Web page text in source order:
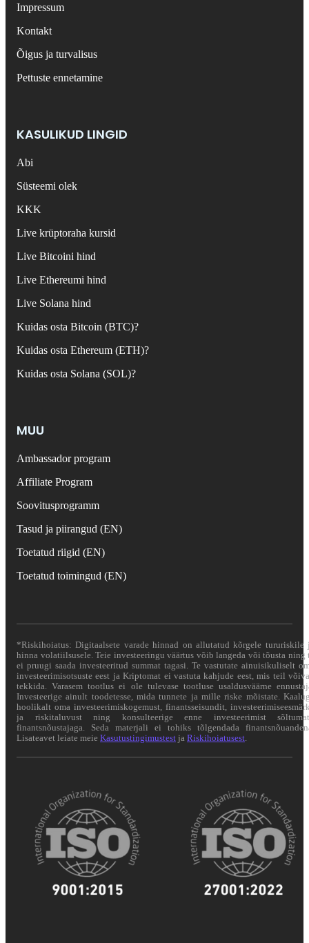
Impressum
Kontakt
Õigus ja turvalisus
Pettuste ennetamine
KASULIKUD LINGID
Abi
Süsteemi olek
KKK
Live krüptoraha kursid
Live Bitcoini hind
Live Ethereumi hind
Live Solana hind
Kuidas osta Bitcoin (BTC)?
Kuidas osta Ethereum (ETH)?
Kuidas osta Solana (SOL)?
MUU
Ambassador program
Affiliate Program
Soovitusprogramm
Tasud ja piirangud (EN)
Toetatud riigid (EN)
Toetatud toimingud (EN)
*Riskihoiatus: Digitaalsete varade hinnad on allutatud kõrgele tururiskile
hinna volatiilsusele. Teie investeeringu väärtus võib langeda või tõusta ning
ei pruugi saada investeeritud summat tagasi. Te vastutate ainuisikuliselt
investeerimisotsuste eest ja Kriptomat ei vastuta kahjude eest, mis teil
tekkida. Varasem tootlus ei ole tulevase tootluse usaldusväärne
Investeerige ainult toodetesse, mida tunnete ja mille riske mõistate.
hoolikalt oma investeerimiskogemust, finantsseisundit,
ja riskitaluvust ning konsulteerige enne investeerimist
finantsnõustajaga. Seda materjali ei tohiks tõlgendada
Lisateavet leiate meie Kasutustingimustest ja Riskihoiatusest